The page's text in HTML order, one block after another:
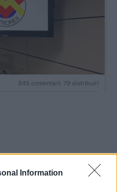
Information